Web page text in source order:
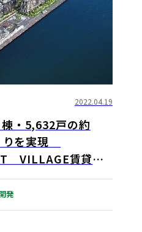
2022.04.19
・5,632戸の約
りを実現
VILLAGE賃貸住
護住宅の事業者を
インに決定 「グラン
」2024年春開業
発